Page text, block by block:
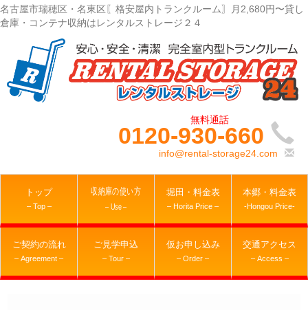
名古屋市瑞穂区・名東区〖格安屋内トランクルーム〗月2,680円〜貸し
倉庫・コンテナ収納はレンタルストレージ２４
0120-930-660
info@rental-storage24.com
トップ
– Top –
収納庫の使い方
– Use –
堀田・料金表
– Horita Price –
本郷・料金表
-Hongou Price-
ご契約の流れ
– Agreement –
ご見学申込
– Tour –
仮お申し込み
– Order –
交通アクセス
– Access –